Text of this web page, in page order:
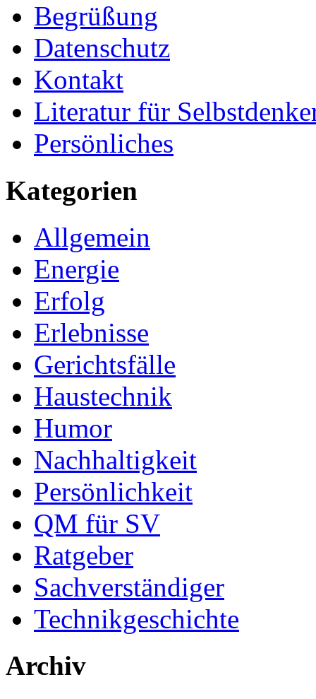
Begrüßung
Datenschutz
Kontakt
Literatur für
Persönliches
Kategorien
Allgemein
Energie
Erfolg
Erlebnisse
Gerichtsfälle
Haustechnik
Humor
Nachhaltigkeit
Persönlichkeit
QM für SV
Ratgeber
Sachverständiger
Technikgeschichte
Archiv